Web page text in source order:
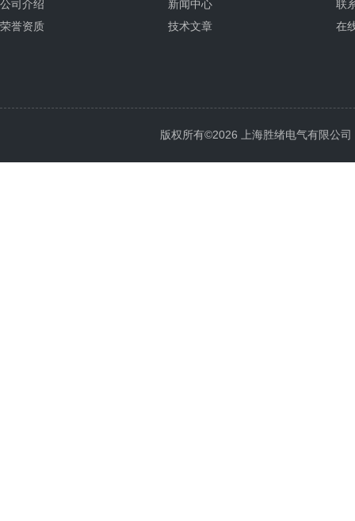
公司介绍
荣誉资质
新闻中心
技术文章
联
在
版权所有©2026 上海胜绪电气有限公